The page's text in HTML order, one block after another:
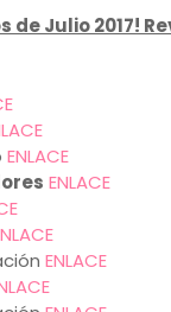
de Julio 2017!
ENLACE
ENLACE
ENLACE